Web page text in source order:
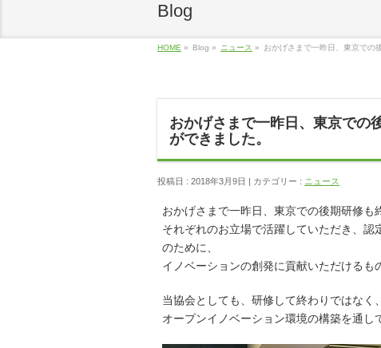
Blog
HOME » Blog » ニュース » おかげさまで一昨日、東京での
おかげさまで一昨日、東京での
ができました。
投稿日 : 2018年3月9日 | カテゴリー : ニュース
おかげさまで一昨日、東京での後期研修も
それぞれのお立場で活躍していただき、
のために、
イノベーションの創発に貢献いただけるも
当協会としても、研修して終わりではな
オープンイノベーション環境の構築を通し